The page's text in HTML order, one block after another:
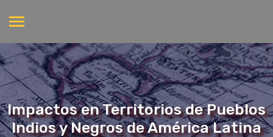
Impactos en Territorios de Pueblos
Indios y Negros de América Latina